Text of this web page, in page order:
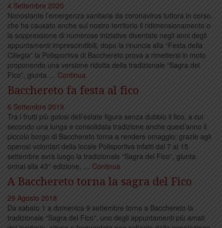
4 Settembre 2020
Nonostante l’emergenza sanitaria da coronavirus tuttora in corso,
che ha causato anche sul nostro territorio il ridimensionamento o
la soppressione di numerose iniziative diventate negli anni degli
appuntamenti imprescindibili, dopo la rinuncia alla “Festa della
Ciliegia” la Polisportiva di Bacchereto prova a rimettersi in moto
proponendo una versione ridotta della tradizionale “Sagra del
Fico”, giunta … Continua
Bacchereto fa festa al fico
6 Settembre 2019
Tra i frutti più golosi dell’estate figura senza dubbio il fico, a cui
secondo una lunga e consolidata tradizione anche quest’anno il
piccolo borgo di Bacchereto torna a rendere omaggio; grazie agli
operosi volontari della locale Polisportiva infatti dal 7 al 15
settembre avrà luogo la tradizionale “Sagra del Fico”, giunta
ormai alla 43° edizione, … Continua
A Bacchereto torna la sagra del Fico
29 Agosto 2018
Da sabato 1 a domenica 9 settembre torna a Bacchereto la
tradizionale “Sagra del Fico”, uno degli appuntamenti più amati